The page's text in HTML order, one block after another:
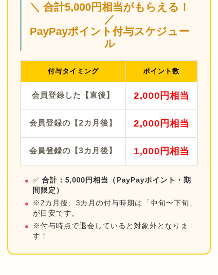
＼ 合計5,000円相当がもらえる！
／
PayPayポイント付与スケジュー
ル
付与タイミング ポイント数
会員登録した【直後】 2,000円相当
会員登録の【2カ月後】 2,000円相当
会員登録の【3カ月後】 1,000円相当
✅ 合計：5,000円相当（PayPayポイント・期
間限定）
※2カ月後、3カ月の付与時期は「中旬〜下旬」
が目安です。
※付与時点で退会していると対象外となりま
す！